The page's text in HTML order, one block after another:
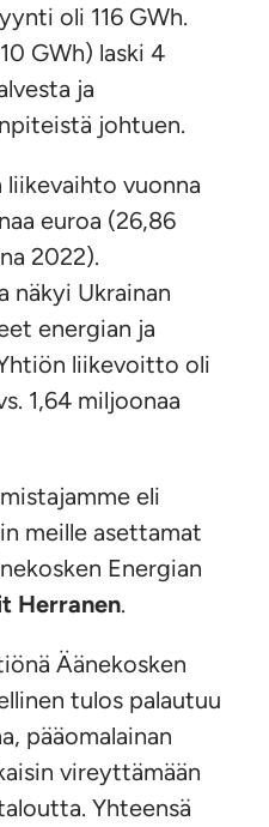
oli 116 GWh.
GWh) laski 4
ja
johtuen.
liikevaihto vuonna
euroa (26,86
2022).
näkyi Ukrainan
energian ja
liikevoitto oli
1,64 miljoonaa
eli
meille asettamat
Energian
Herranen.
Äänekosken
tulos palautuu
pääomalainan
vireyttämään
Yhteensä